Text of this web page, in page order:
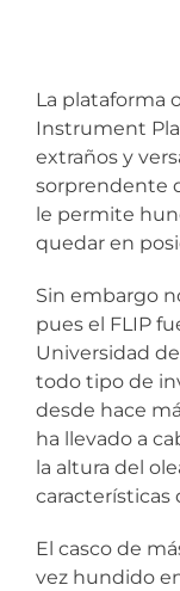
La plataforma
Instrument
extraños y
sorprendente
le permite
quedar en
Sin embargo
pues el FLIP
Universidad
todo tipo de
desde hace
ha llevado a
la altura del
características
El casco de
vez hundido